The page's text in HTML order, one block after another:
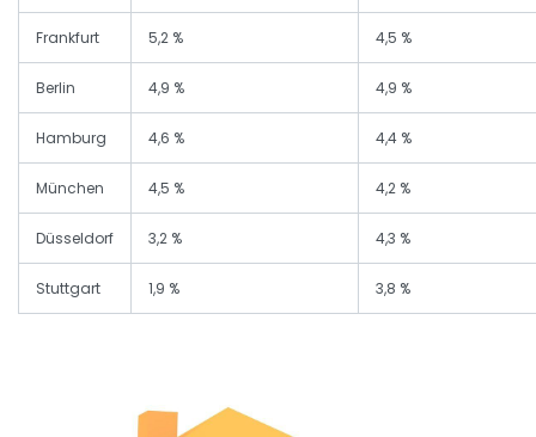
Frankfurt 5,2 % 4,5 %
Berlin 4,9 % 4,9 %
Hamburg 4,6 % 4,4 %
München 4,5 % 4,2 %
Düsseldorf 3,2 % 4,3 %
Stuttgart 1,9 % 3,8 %